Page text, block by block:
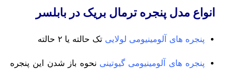
انواع مدل پنجره ترمال بریک در بابلسر
پنجره های آلومینیومی لولایی تک حالته یا ۲ حالته
پنجره های آلومینیومی گیوتینی نحوه باز شدن این پنجره